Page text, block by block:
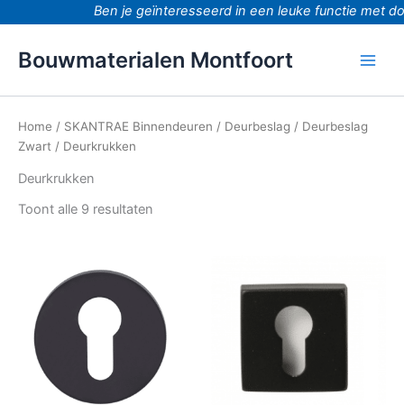
Ben je geïnteresseerd in een leuke functie met
Bouwmaterialen Montfoort
Home / SKANTRAE Binnendeuren / Deurbeslag / Deurbeslag
Zwart / Deurkrukken
Deurkrukken
Toont alle 9 resultaten